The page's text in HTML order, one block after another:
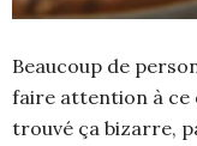
Beaucoup de
faire attention à ce
trouvé ça bizarre,